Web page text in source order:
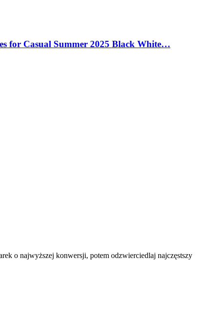
for Casual Summer 2025 Black White…
o najwyższej konwersji, potem odzwierciedlaj najczęstszy